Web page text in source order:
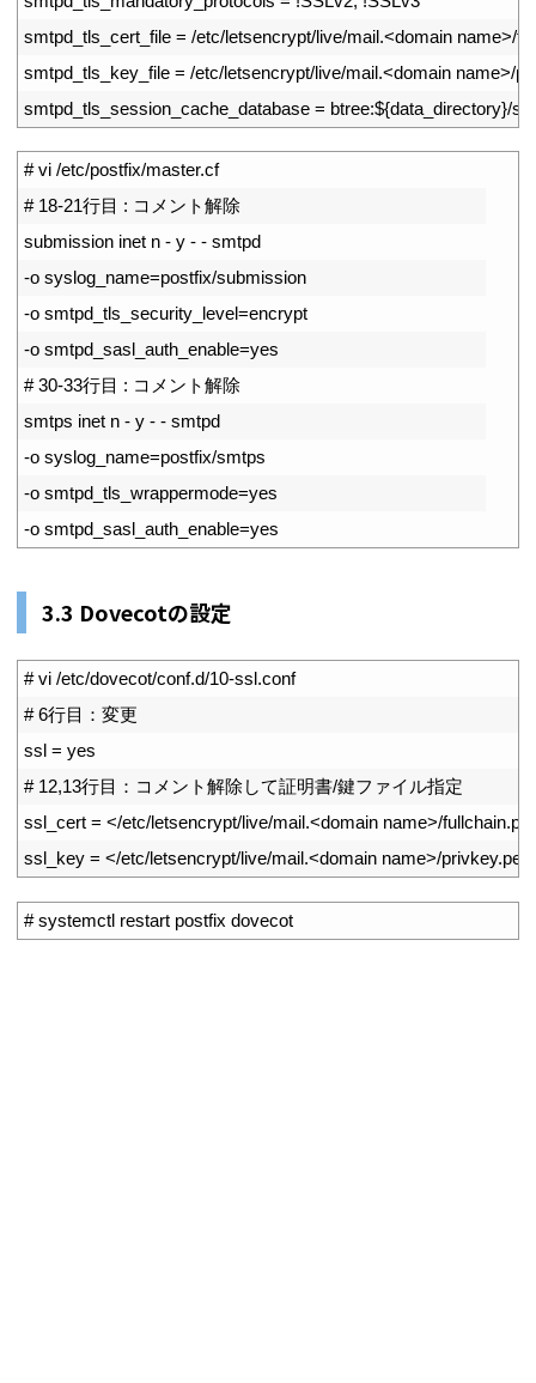
smtpd_tls_cert_file = /etc/letsencrypt/live/mail.<domain name>/
smtpd_tls_key_file = /etc/letsencrypt/live/mail.<domain name>/
smtpd_tls_session_cache_database = btree:${data_directory}/
# vi /etc/postfix/master.cf
# 18-21行目 : コメント解除
submission inet n - y - - smtpd
-o syslog_name=postfix/submission
-o smtpd_tls_security_level=encrypt
-o smtpd_sasl_auth_enable=yes
# 30-33行目 : コメント解除
smtps inet n - y - - smtpd
-o syslog_name=postfix/smtps
-o smtpd_tls_wrappermode=yes
-o smtpd_sasl_auth_enable=yes
3.3 Dovecotの設定
# vi /etc/dovecot/conf.d/10-ssl.conf
# 6行目：変更
ssl = yes
# 12,13行目：コメント解除して証明書/鍵ファイル指定
ssl_cert = </etc/letsencrypt/live/mail.<domain name>/fullchain.
ssl_key = </etc/letsencrypt/live/mail.<domain name>/privkey.pem
# systemctl restart postfix dovecot